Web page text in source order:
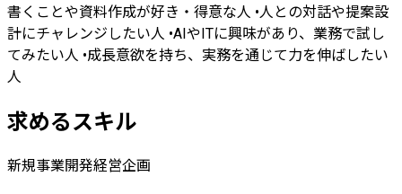
書くことや資料作成が好き・得意な人 •人との対話や提案設
計にチャレンジしたい人 •AIやITに興味があり、業務で試し
てみたい人 •成長意欲を持ち、実務を通じて力を伸ばしたい
人
求めるスキル
新規事業開発経営企画